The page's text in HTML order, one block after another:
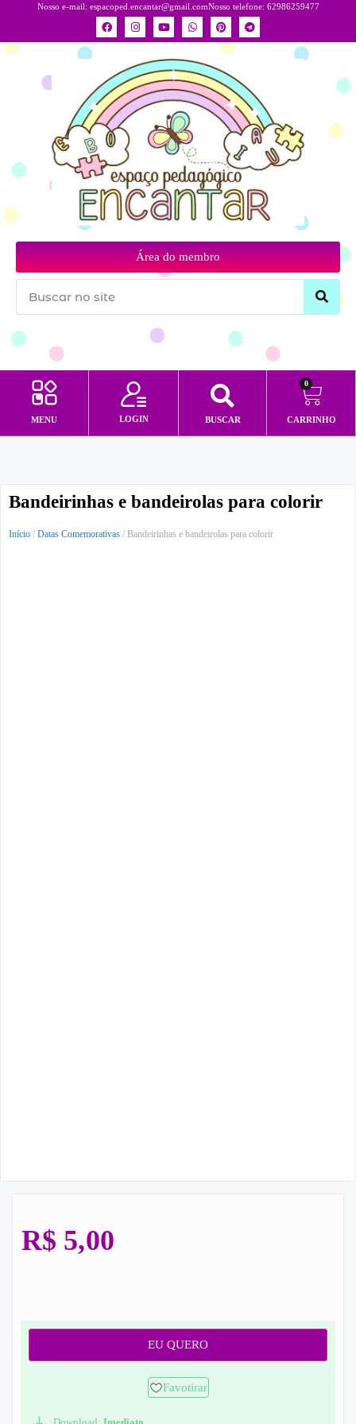
Nosso e-mail: espacoped.encantar@gmail.comNosso telefone: 62986259477
Área do membro
MENU LOGIN BUSCAR
0
CARRINHO
Bandeirinhas e bandeirolas para colorir
Início / Datas Comemorativas / Bandeirinhas e bandeirolas para colorir
R$ 5,00
EU QUERO
Favotirar